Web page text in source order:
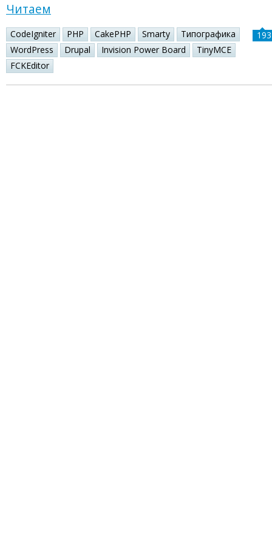
Читаем
CodeIgniter PHP CakePHP Smarty
Типографика
WordPress
Drupal Invision Power Board
TinyMCE
FCKEditor